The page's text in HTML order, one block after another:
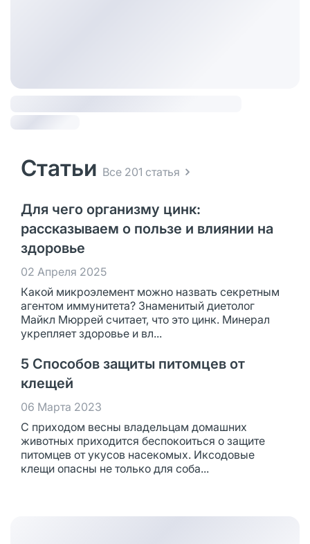
Статьи Все 201 статья
Для чего организму цинк:
рассказываем о пользе и влиянии на
здоровье
02 Апреля 2025
Какой микроэлемент можно назвать секретным
агентом иммунитета? Знаменитый диетолог
Майкл Мюррей считает, что это цинк. Минерал
укрепляет здоровье и вл...
5 Способов защиты питомцев от
клещей
06 Марта 2023
С приходом весны владельцам домашних
животных приходится беспокоиться о защите
питомцев от укусов насекомых. Иксодовые
клещи опасны не только для соба...